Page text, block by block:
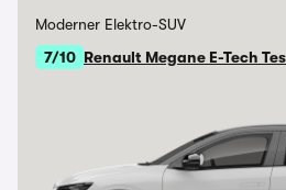
Moderner Elektro-SUV
7/10 Renault Megane E-Tech